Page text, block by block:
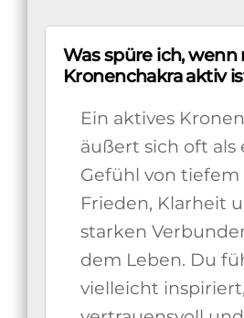
Was spüre ich, wenn
Kronenchakra aktiv
Ein aktives
äußert sich oft als
Gefühl von
Frieden, Klarheit
starken
dem Leben. Du
vielleicht inspiriert,